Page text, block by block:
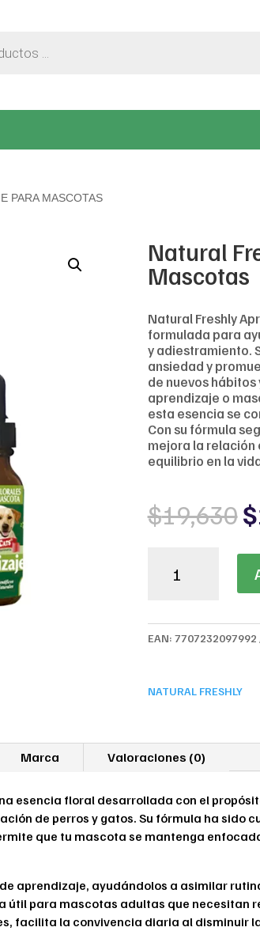
PARA MASCOTAS
Natural
Mascotas
Natural Freshly
formulada para
y adiestramiento.
ansiedad y
de nuevos
aprendizaje o
esta esencia se
Con su fórmula
mejora la relación
equilibrio en la
$19,630$
Freshly
Mascotas
cantidad
EAN: 7707232097992
NATURAL FRESHLY
Marca Valoraciones (0)
esencia floral desarrollada con el
de perros y gatos. Su fórmula ha sido
que tu mascota se mantenga
aprendizaje, ayudándolos a asimilar
útil para mascotas adultas que necesitan
facilita la convivencia diaria al disminuir